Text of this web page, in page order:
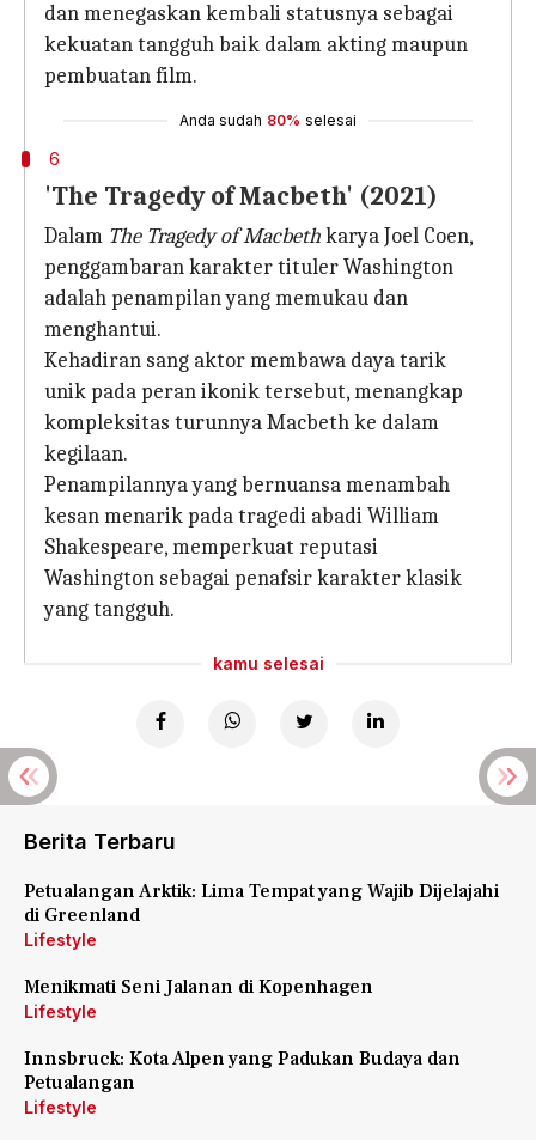
dan menegaskan kembali statusnya sebagai
kekuatan tangguh baik dalam akting maupun
pembuatan film.
Anda sudah 80% selesai
6
'The Tragedy of Macbeth' (2021)
Dalam The Tragedy of Macbethkarya Joel Coen,
penggambaran karakter tituler Washington
adalah penampilan yang memukau dan
menghantui.
Kehadiran sang aktor membawa daya tarik
unik pada peran ikonik tersebut, menangkap
kompleksitas turunnya Macbeth ke dalam
kegilaan.
Penampilannya yang bernuansa menambah
kesan menarik pada tragedi abadi William
Shakespeare, memperkuat reputasi
Washington sebagai penafsir karakter klasik
yang tangguh.
kamu selesai
Berita Terbaru
Petualangan Arktik: Lima Tempat yang Wajib Dijelajahi
di Greenland
Lifestyle
Menikmati Seni Jalanan di Kopenhagen
Lifestyle
Innsbruck: Kota Alpen yang Padukan Budaya dan
Petualangan
Lifestyle